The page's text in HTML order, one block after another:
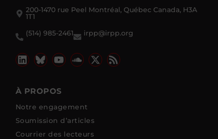
200-1470 rue Peel Montréal, Québec Canada, H3A
1T1
(514) 985-2461
irpp@irpp.org
À PROPOS
Notre engagement
Soumission d’articles
Courrier des lecteurs